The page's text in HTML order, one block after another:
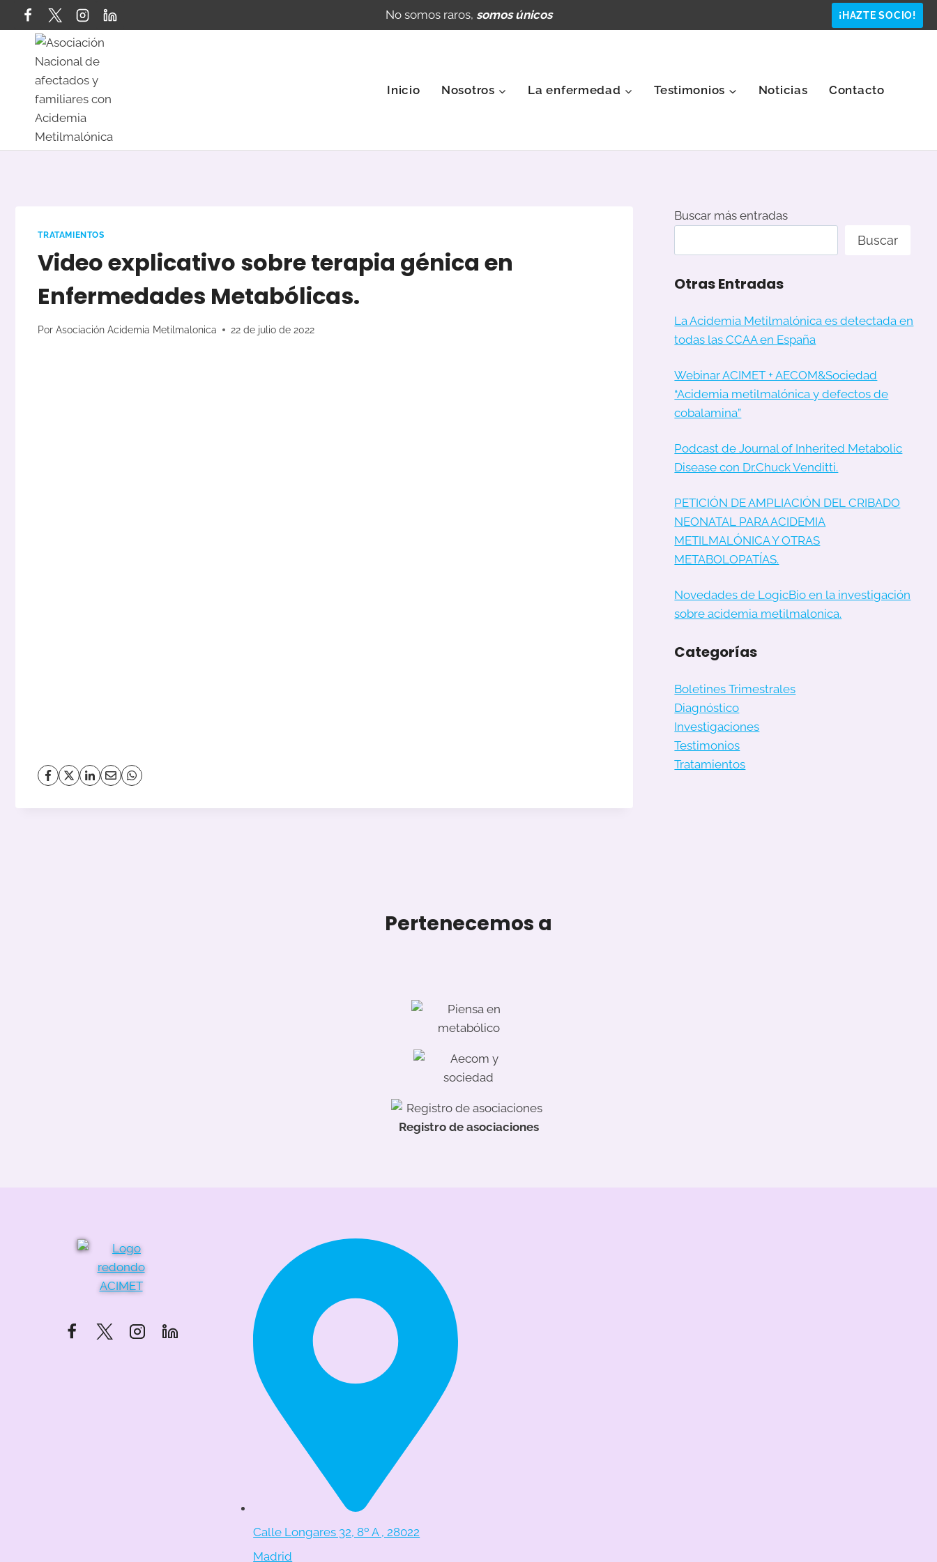
Saltar
al
contenido
No somos raros, somos únicos ¡HAZTE SOCIO!
Inicio Nosotros La enfermedad Testimonios Noticias Contacto
TRATAMIENTOS
Video explicativo sobre terapia génica en
Enfermedades Metabólicas.
Por Asociación Acidemia Metilmalonica 22 de julio de 2022
Buscar más entradas
Buscar
Otras Entradas
La Acidemia Metilmalónica es detectada en
todas las CCAA en España
Webinar ACIMET + AECOM&Sociedad
“Acidemia metilmalónica y defectos de
cobalamina”
Podcast de Journal of Inherited Metabolic
Disease con Dr.Chuck Venditti.
PETICIÓN DE AMPLIACIÓN DEL CRIBADO
NEONATAL PARA ACIDEMIA
METILMALÓNICA Y OTRAS
METABOLOPATÍAS.
Novedades de LogicBio en la investigación
sobre acidemia metilmalonica.
Categorías
Boletines Trimestrales
Diagnóstico
Investigaciones
Testimonios
Tratamientos
Pertenecemos a
Registro de asociaciones
Calle Longares 32, 8º A , 28022
Madrid